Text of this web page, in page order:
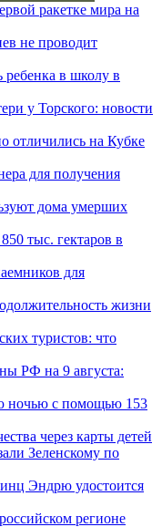
ракетке мира на
не проводит
ребенка в школу в
у Торского: новости
отличились на Кубке
для получения
дома умерших
тыс. гектаров в
для
жизни
туристов: что
РФ на 9 августа:
ночью с помощью 153
через карты детей
Зеленскому по
Эндрю удостоится
регионе